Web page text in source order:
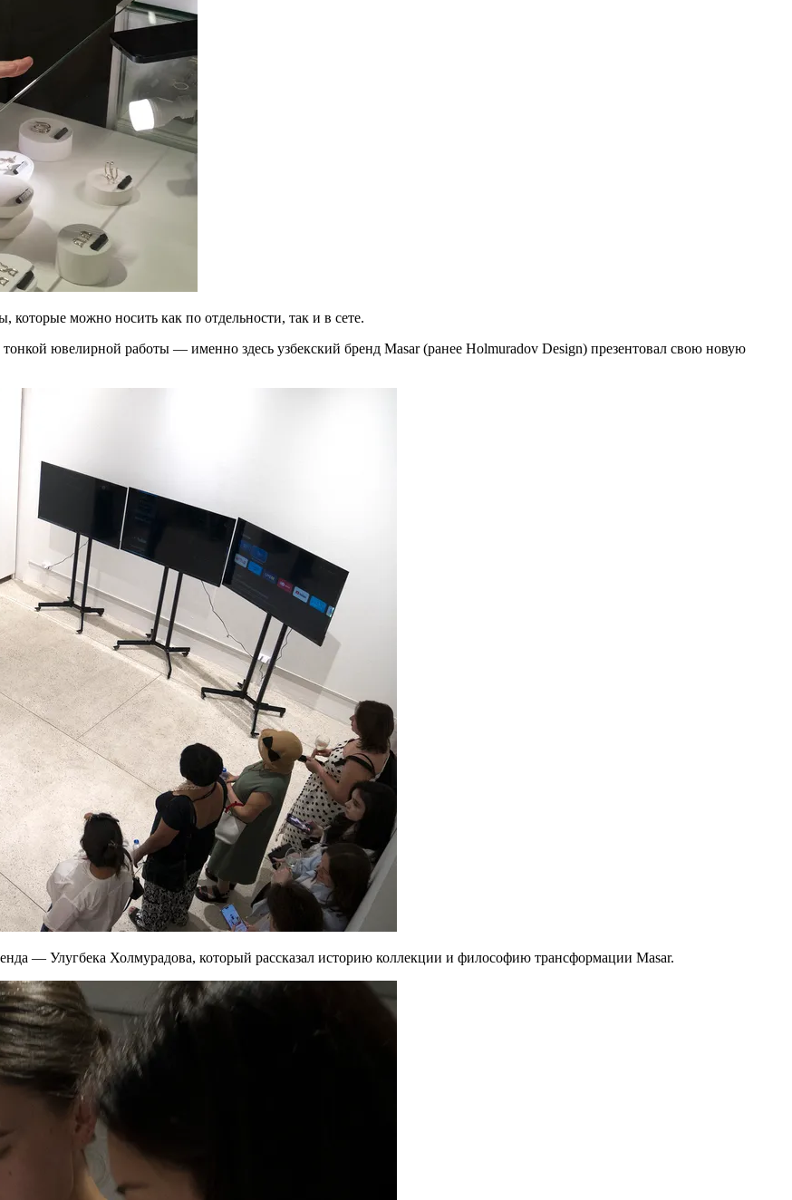
которые можно носить как по отдельности, так и в сете.
ювелирной работы — именно здесь узбекский бренд Masar (ранее Holmuradov Design) презентовал свою новую
— Улугбека Холмурадова, который рассказал историю коллекции и философию трансформации Masar.